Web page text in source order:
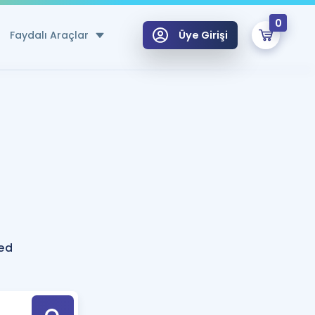
Faydalı Araçlar
Hesaplama Aracı
için Öneriler
Tek Takvimde
Üye Girişi
0